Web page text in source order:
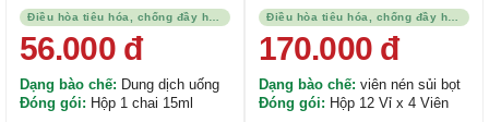
56.000đ
Dạng bào chế: Dung dịch uống
Đóng gói: Hộp 1 chai 15ml
Tablets
170.000đ
Dạng bào chế: viên nén sủi bọt
Đóng gói: Hộp 12 Vỉ x 4 Viên